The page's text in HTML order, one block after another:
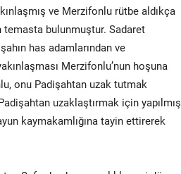
ve Merzifonlu rütbe aldıkça
temasta bulunmuştur. Sadaret
has adamlarından ve
Merzifonlu’nun hoşuna
onu Padişahtan uzak tutmak
uzaklaştırmak için yapılmış
kaymakamlığına tayin ettirerek